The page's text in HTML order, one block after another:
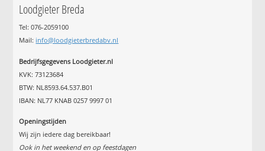
Loodgieter Breda
Tel: 076-2059100
Mail: info@loodgieterbredabv.nl
Bedrijfsgegevens Loodgieter.nl
KVK: 73123684
BTW: NL8593.64.537.B01
IBAN: NL77 KNAB 0257 9997 01
Openingstijden
Wij zijn iedere dag bereikbaar!
Ook in het weekend en op feestdagen